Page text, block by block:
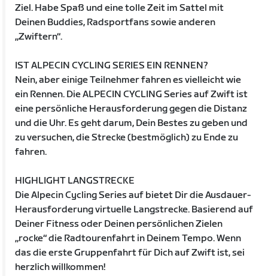
Ziel. Habe Spaß und eine tolle Zeit im Sattel mit
Deinen Buddies, Radsportfans sowie anderen
„Zwiftern“.
IST ALPECIN CYCLING SERIES EIN RENNEN?
Nein, aber einige Teilnehmer fahren es vielleicht wie
ein Rennen. Die ALPECIN CYCLING Series auf Zwift ist
eine persönliche Herausforderung gegen die Distanz
und die Uhr. Es geht darum, Dein Bestes zu geben und
zu versuchen, die Strecke (bestmöglich) zu Ende zu
fahren.
HIGHLIGHT LANGSTRECKE
Die Alpecin Cycling Series auf bietet Dir die Ausdauer-
Herausforderung virtuelle Langstrecke. Basierend auf
Deiner Fitness oder Deinen persönlichen Zielen
„rocke“ die Radtourenfahrt in Deinem Tempo. Wenn
das die erste Gruppenfahrt für Dich auf Zwift ist, sei
herzlich willkommen!